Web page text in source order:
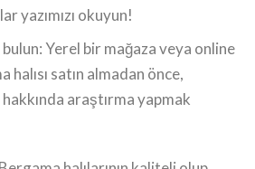
yazımızı okuyun!
bulun: Yerel bir mağaza veya online
halısı satın almadan önce,
hakkında araştırma yapmak